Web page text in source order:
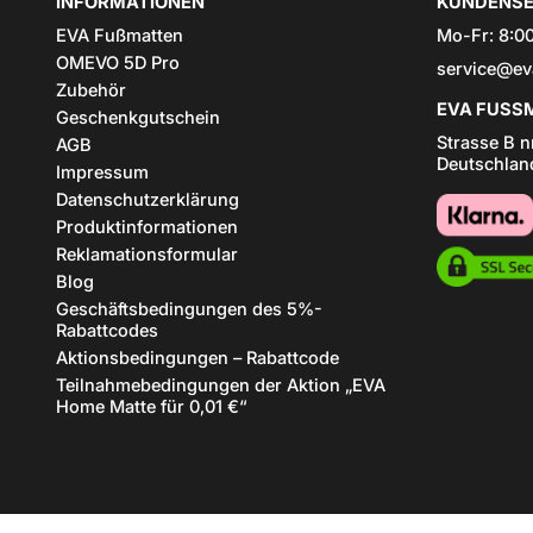
EVA Fußmatten
OMEVO 5D Pro
Zubehör
Geschenkgutschein
AGB
Impressum
Datenschutzerklärung
Produktinformationen
Reklamationsformular
Blog
Geschäftsbedingungen des 5%-
Rabattcodes
Aktionsbedingungen – Rabattcode
Teilnahmebedingungen der Aktion „EVA
Home Matte für 0,01 €“
Mo-Fr:
EVA
Strasse B